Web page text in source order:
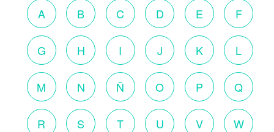
A B C D E F
G H I J K L
M N Ñ O P Q
R S T U V W